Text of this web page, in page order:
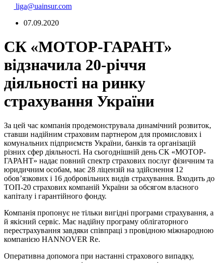
liga@uainsur.com
07.09.2020
СК «МОТОР-ГАРАНТ»
відзначила 20-річчя
діяльності на ринку
страхування України
За цей час компанія продемонструвала динамічний розвиток,
ставши надійним страховим партнером для промислових і
комунальних підприємств України, банків та організацій
різних сфер діяльності. На сьогоднішній день СК «МОТОР-
ГАРАНТ» надає повний спектр страхових послуг фізичним та
юридичним особам, має 28 ліцензій на здійснення 12
обов’язкових і 16 добровільних видів страхування. Входить до
ТОП-20 страхових компаній України за обсягом власного
капіталу і гарантійного фонду.
Компанія пропонує не тільки вигідні програми страхування, а
й якісний сервіс. Має надійну програму облігаторного
перестрахування завдяки співпраці з провідною міжнародною
компанією HANNOVER Re.
Оперативна допомога при настанні страхового випадку,